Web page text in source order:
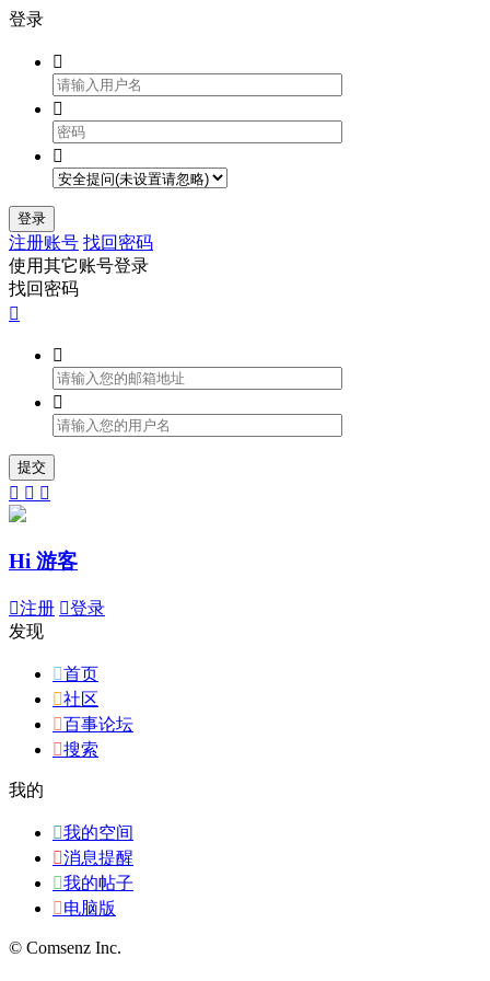
登录



登录
注册账号 找回密码
使用其它账号登录
找回密码



提交
  
Hi 游客
注册 登录
发现
首页
社区
百事论坛
搜索
我的
我的空间
消息提醒
我的帖子
电脑版
© Comsenz Inc.